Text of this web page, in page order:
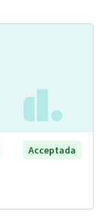
Acceptada